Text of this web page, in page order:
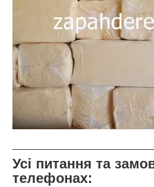
Усі питання та
телефонах: